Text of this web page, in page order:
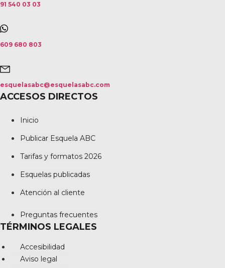
91 540 03 03
609 680 803
esquelasabc@esquelasabc.com
ACCESOS DIRECTOS
Inicio
Publicar Esquela ABC
Tarifas y formatos 2026
Esquelas publicadas
Atención al cliente
Preguntas frecuentes
TÉRMINOS LEGALES
Accesibilidad
Aviso legal